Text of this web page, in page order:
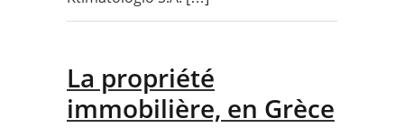
La propriété
immobilière, en Grèce